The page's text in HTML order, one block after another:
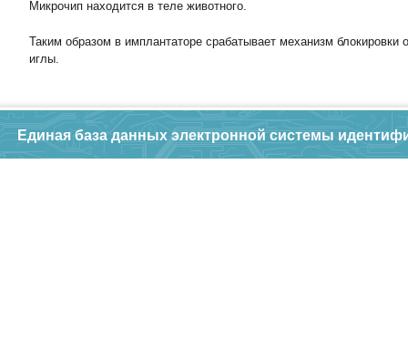
Микрочип находится в теле животного.
Таким образом в имплантаторе срабатывает механизм
иглы.
Единая база данных электронной системы